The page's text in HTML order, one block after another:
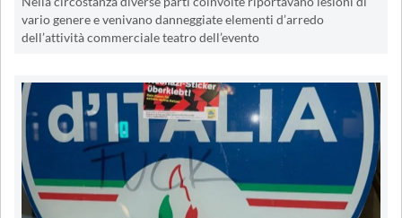
vario genere e venivano danneggiate elementi d’arredo
dell’attività commerciale teatro dell’evento